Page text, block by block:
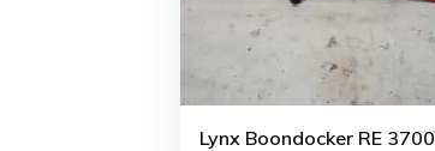
Lynx Boondocker RE 3700